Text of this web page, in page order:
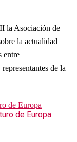
la Asociación de
la actualidad
entre
de la
de Europa